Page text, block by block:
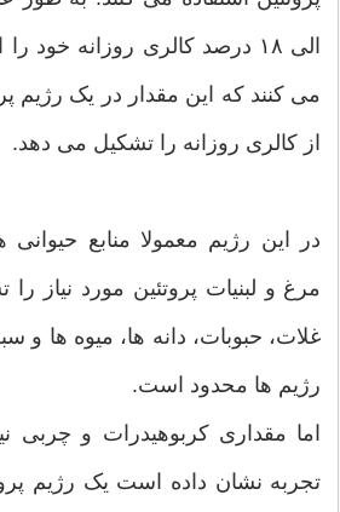
الی ۱۸ درصد کالری روزانه خود
می کنند که این مقدار در یک رژیم
از کالری روزانه را تشکیل می دهد.
در این رژیم معمولا منابع
مرغ و لبنیات پروتئین مورد نیاز
غلات، حبوبات، دانه ها، میوه ها و
رژیم ها محدود است.
اما مقداری کربوهیدرات و چربی
تجربه نشان داده است یک رژیم